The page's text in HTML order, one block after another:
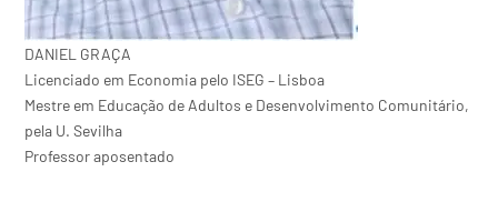
DANIEL GRAÇA
Licenciado em Economia pelo ISEG – Lisboa
Mestre em Educação de Adultos e Desenvolvimento Comunitário,
pela U. Sevilha
Professor aposentado